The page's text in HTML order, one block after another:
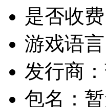
是否收费
游戏语言
发行商：
包名：